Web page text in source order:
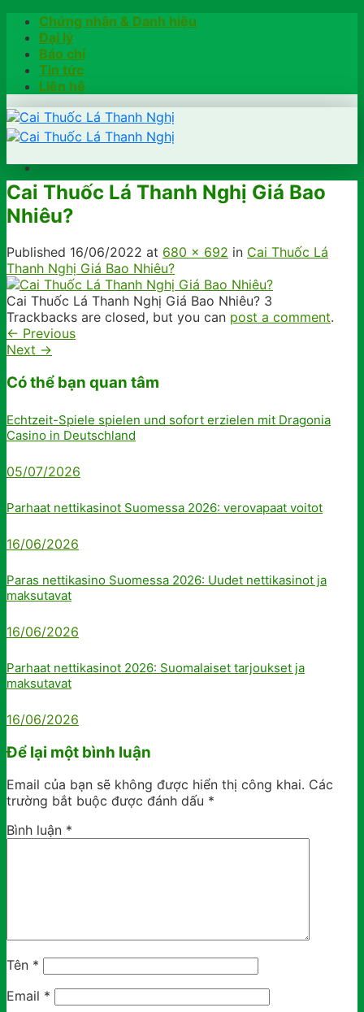
Skip
content
Chứng nhận & Danh hiệu
Đại lý
Báo chí
Tin tức
Liên hệ
Trang chủ
Hướng dẫn
Kiểm tra chính hãng
Đặt hàng
Hotline: 0902791922
Cai Thuốc Lá Thanh Nghị Giá Bao
Nhiêu?
Published 16/06/2022 at 680 × 692 in Cai Thuốc Lá
Thanh Nghị Giá Bao Nhiêu?
Cai Thuốc Lá Thanh Nghị Giá Bao Nhiêu? 3
Trackbacks are closed, but you can post a comment.
← Previous
Next →
Có thể bạn quan tâm
Echtzeit-Spiele spielen und sofort erzielen mit Dragonia
Casino in Deutschland
05/07/2026
Parhaat nettikasinot Suomessa 2026: verovapaat voitot
16/06/2026
Paras nettikasino Suomessa 2026: Uudet nettikasinot ja
maksutavat
16/06/2026
Parhaat nettikasinot 2026: Suomalaiset tarjoukset ja
maksutavat
16/06/2026
Để lại một bình luận
Email của bạn sẽ không được hiển thị công khai. Các
trường bắt buộc được đánh dấu *
Bình luận *
Tên *
Email *